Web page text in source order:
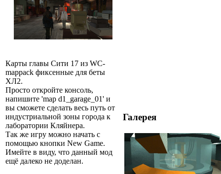
Карты главы Сити 17 из WC-
mappack фиксенные для беты
ХЛ2.
Просто откройте консоль,
напишите 'map d1_garage_01' и
вы сможете сделать весь путь от
индустриальной зоны города к
лаборатории Кляйнера.
Так же игру можно начать с
помощью кнопки New Game.
Имейте в виду, что данный мод
ещё далеко не доделан.
Галерея